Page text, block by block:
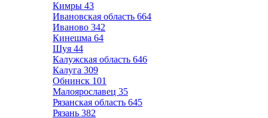
Кимры 43
Ивановская область 664
Иваново 342
Кинешма 64
Шуя 44
Калужская область 646
Калуга 309
Обнинск 101
Малоярославец 35
Рязанская область 645
Рязань 382